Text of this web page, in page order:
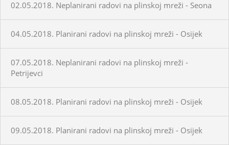
02.05.2018. Neplanirani radovi na plinskoj mreži - Seona
04.05.2018. Planirani radovi na plinskoj mreži - Osijek
07.05.2018. Neplanirani radovi na plinskoj mreži -
Petrijevci
08.05.2018. Planirani radovi na plinskoj mreži - Osijek
09.05.2018. Planirani radovi na plinskoj mreži - Osijek